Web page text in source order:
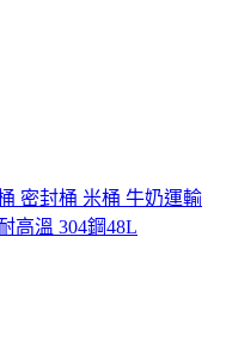
密封桶 米桶 牛奶運輸
高溫 304鋼48L